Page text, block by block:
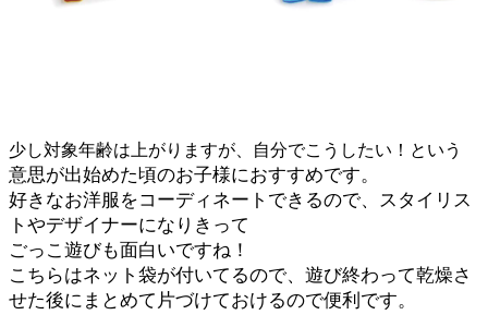
少し対象年齢は上がりますが、自分でこうしたい！という
意思が出始めた頃のお子様におすすめです。
好きなお洋服をコーディネートできるので、スタイリス
トやデザイナーになりきって
ごっこ遊びも面白いですね！
こちらはネット袋が付いてるので、遊び終わって乾燥さ
せた後にまとめて片づけておけるので便利です。